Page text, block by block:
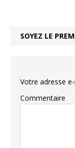
SOYEZ LE
Votre adresse
Commentaire